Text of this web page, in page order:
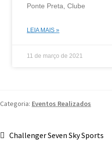
Ponte Preta, Clube
LEIA MAIS »
11 de março de 2021
Categoria: Eventos Realizados
Challenger Seven Sky Sports